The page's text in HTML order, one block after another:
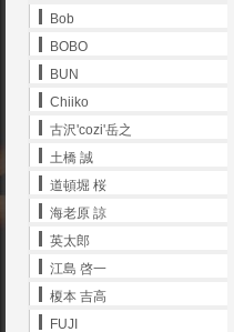
Bob
BOBO
BUN
Chiiko
古沢'cozi'岳之
土橋 誠
道頓堀 桜
海老原 諒
英太郎
江島 啓一
榎本 吉高
FUJI